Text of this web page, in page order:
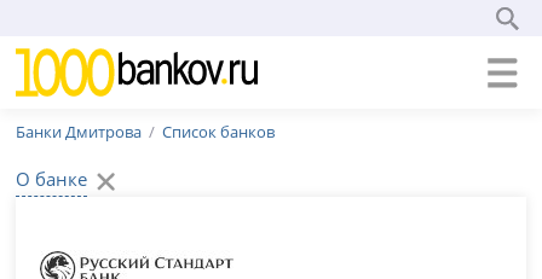
Банки Дмитрова Список банков
О банке